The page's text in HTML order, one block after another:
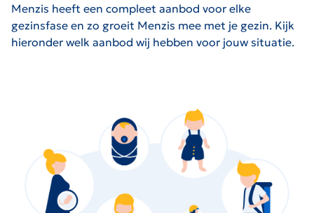
Menzis heeft een compleet aanbod voor elke
gezinsfase en zo groeit Menzis mee met je gezin. Kijk
hieronder welk aanbod wij hebben voor jouw situatie.